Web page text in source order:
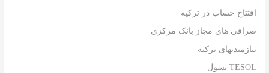
افتتاح حساب در ترکیه
صرافی های مجاز بانک مرکزی
نیازمندیهای ترکیه
TESOL تسول